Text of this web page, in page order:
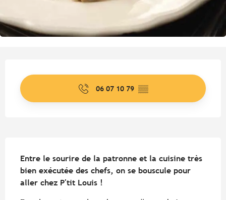
06 07 10 79 ▒▒
Entre le sourire de la patronne et la cuisine très
bien exécutée des chefs, on se bouscule pour
aller chez P'tit Louis !